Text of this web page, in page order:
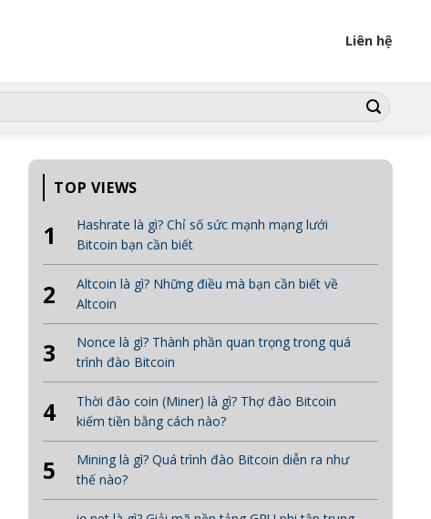
Liên hệ
TOP VIEWS
1
Hashrate là gì? Chỉ số sức mạnh mạng lưới
Bitcoin bạn cần biết
2
Altcoin là gì? Những điều mà bạn cần biết về
Altcoin
3
Nonce là gì? Thành phần quan trọng trong quá
trình đào Bitcoin
4
Thời đào coin (Miner) là gì? Thợ đào Bitcoin
kiếm tiền bằng cách nào?
5
Mining là gì? Quá trình đào Bitcoin diễn ra như
thế nào?